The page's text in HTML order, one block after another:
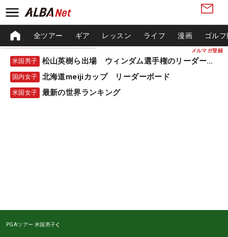
メルマガ登録
全ツアー ギア レッスン ライフ 漫画 ゴル
米国男子 松山英樹ら出場 ウィンダム選手権のリーダーボード
国内女子 北海道meijiカップ リーダーボード
米国女子 最新の世界ランキング
PGAツアー 米国男子